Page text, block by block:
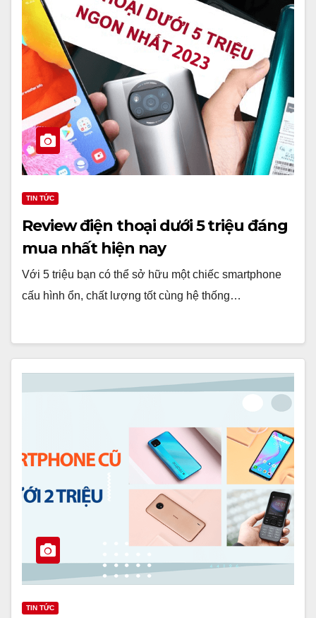
TIN TỨC
Review điện thoại dưới 5 triệu đáng
mua nhất hiện nay
Với 5 triệu bạn có thể sở hữu một chiếc smartphone
cấu hình ổn, chất lượng tốt cùng hệ thống…
TIN TỨC